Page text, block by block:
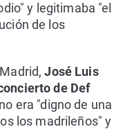
y legitimaba "el
de los
José Luis
de Def
era "digno de una
los madrileños" y